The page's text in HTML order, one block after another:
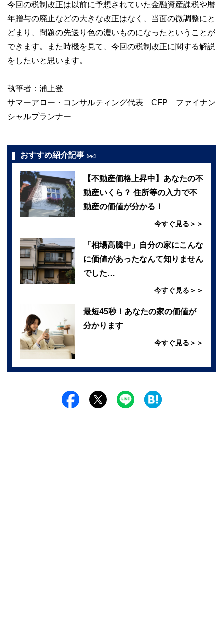
今回の税制改正は以前に予想されていた金融資産課税や暦
年贈与の廃止などの大きな改正はなく、当面の微調整にと
どまり、問題の先送り色の濃いものになったということが
できます。また時機を見て、今回の税制改正に関する解説
をしたいと思います。
執筆者：浦上登
サマーアロー・コンサルティング代表 CFP ファイナン
シャルプランナー
おすすめ紹介記事 【PR】
【不動産価格上昇中】あなたの不
動産いくら？ 住所等の入力で不
動産の価値が分かる！
今すぐ見る＞＞
「相場高騰中」自分の家にこんな
に価値があったなんて知りません
でした…
今すぐ見る＞＞
最短45秒！あなたの家の価値が
分かります
今すぐ見る＞＞